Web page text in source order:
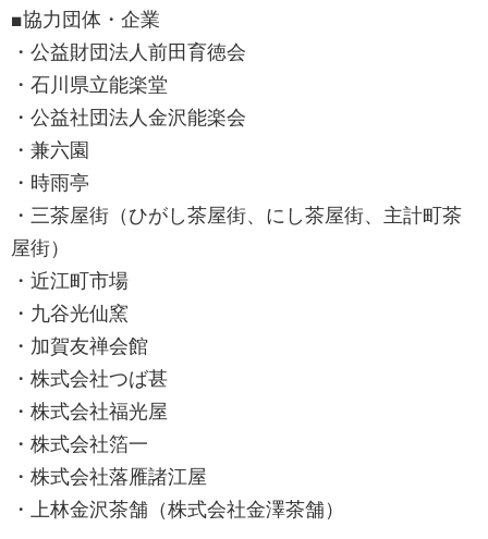
■協力団体・企業
・公益財団法人前田育徳会
・石川県立能楽堂
・公益社団法人金沢能楽会
・兼六園
・時雨亭
・三茶屋街（ひがし茶屋街、にし茶屋街、主計町茶
屋街）
・近江町市場
・九谷光仙窯
・加賀友禅会館
・株式会社つば甚
・株式会社福光屋
・株式会社箔一
・株式会社落雁諸江屋
・上林金沢茶舗（株式会社金澤茶舗）